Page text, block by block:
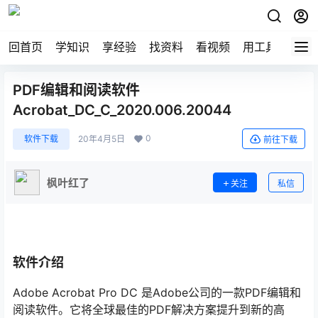
回首页 学知识 享经验 找资料 看视频 用工具 论技
PDF编辑和阅读软件
Acrobat_DC_C_2020.006.20044
软件下载 20年4月5日 0 前往下载
枫叶红了 关注 私信
软件介绍
Adobe Acrobat Pro DC 是Adobe公司的一款PDF编辑和
阅读软件。它将全球最佳的PDF解决方案提升到新的高